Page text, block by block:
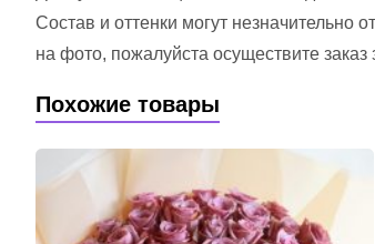
Состав и оттенки могут незначительно
на фото, пожалуйста осуществите
Похожие товары